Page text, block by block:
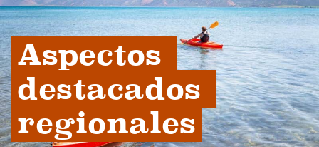
Aspectos
destacados
regionales